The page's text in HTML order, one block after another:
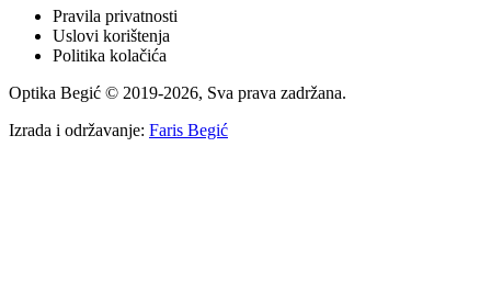
Pravila privatnosti
Uslovi korištenja
Politika kolačića
Optika Begić © 2019-2026, Sva prava zadržana.
Izrada i održavanje: Faris Begić